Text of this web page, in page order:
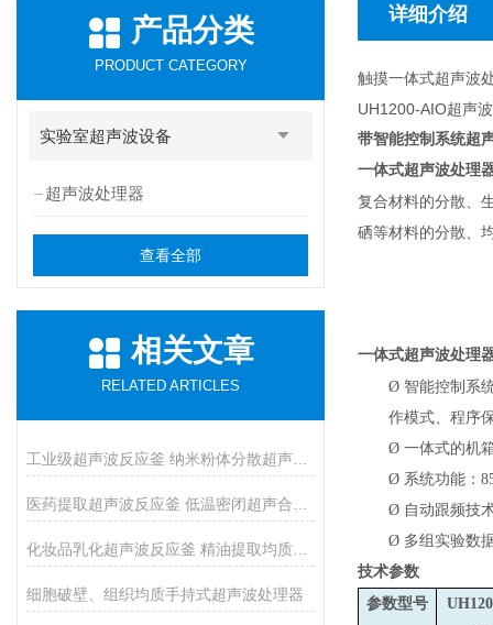
产品分类
PRODUCT CATEGORY
实验室超声波设备
超声波处理器
查看全部
相关文章
RELATED ARTICLES
细胞破壁、组织均质手持式超声波处理器
详细介绍
触摸一体式超声波
UH1200-AIO超声
带智能控制系统超
一体式超声波处理
复合材料的分散、
硒等材料的分散、
一体式超声波处理
Ø 智能控制系
作模式、程序
Ø 一体式的机
Ø 系统功能：
Ø 自动跟频技
Ø 多组实验数
技术参数
参数型号